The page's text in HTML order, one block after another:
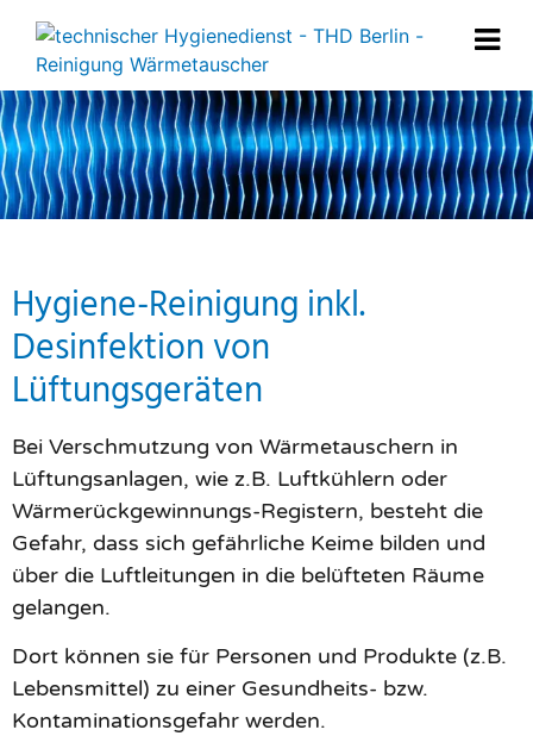
Hygiene-Reinigung inkl.
Desinfektion von
Lüftungsgeräten
Bei Verschmutzung von Wärmetauschern in
Lüftungsanlagen, wie z.B. Luftkühlern oder
Wärmerückgewinnungs-Registern, besteht die
Gefahr, dass sich gefährliche Keime bilden und
über die Luftleitungen in die belüfteten Räume
gelangen.
Dort können sie für Personen und Produkte (z.B.
Lebensmittel) zu einer Gesundheits- bzw.
Kontaminationsgefahr werden.